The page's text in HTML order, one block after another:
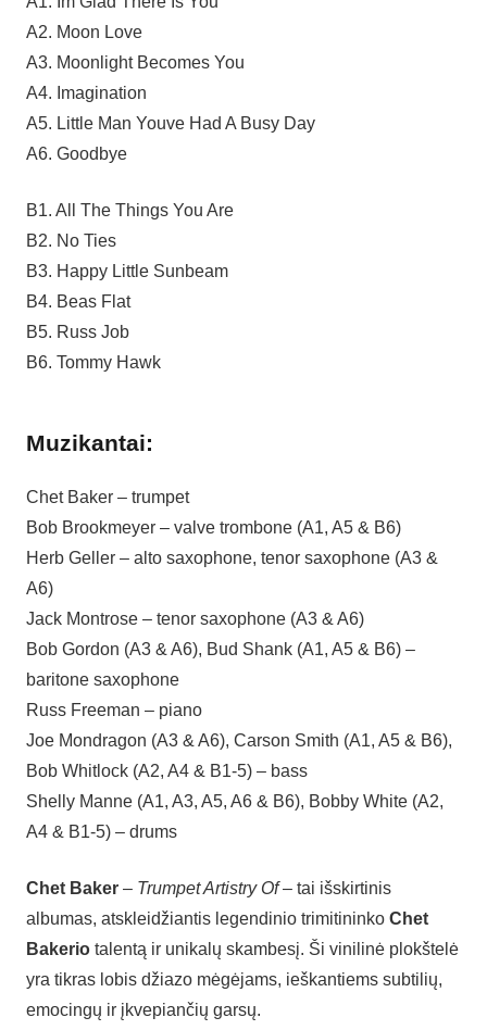
A2. Moon Love
A3. Moonlight Becomes You
A4. Imagination
A5. Little Man Youve Had A Busy Day
A6. Goodbye
B1. All The Things You Are
B2. No Ties
B3. Happy Little Sunbeam
B4. Beas Flat
B5. Russ Job
B6. Tommy Hawk
Muzikantai:
Chet Baker – trumpet
Bob Brookmeyer – valve trombone (A1, A5 & B6)
Herb Geller – alto saxophone, tenor saxophone (A3 &
A6)
Jack Montrose – tenor saxophone (A3 & A6)
Bob Gordon (A3 & A6), Bud Shank (A1, A5 & B6) –
baritone saxophone
Russ Freeman – piano
Joe Mondragon (A3 & A6), Carson Smith (A1, A5 & B6),
Bob Whitlock (A2, A4 & B1-5) – bass
Shelly Manne (A1, A3, A5, A6 & B6), Bobby White (A2,
A4 & B1-5) – drums
Chet Baker – Trumpet Artistry Of– tai išskirtinis
albumas, atskleidžiantis legendinio trimitininko Chet
Bakerio talentą ir unikalų skambesį. Ši vinilinė plokštelė
yra tikras lobis džiazo mėgėjams, ieškantiems subtilių,
emocingų ir įkvepiančių garsų.